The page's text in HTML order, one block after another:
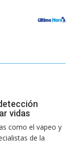
vidas
como el vapeo y
de la